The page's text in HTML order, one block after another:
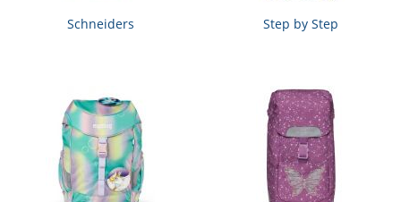
Schneiders Step by Step